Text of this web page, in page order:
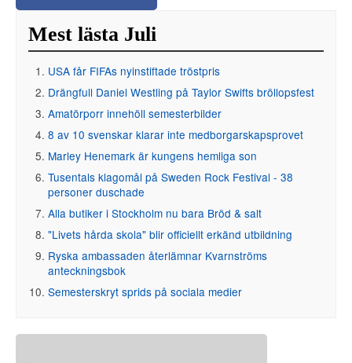
Mest lästa Juli
USA får FIFAs nyinstiftade tröstpris
Drängfull Daniel Westling på Taylor Swifts bröllopsfest
Amatörporr innehöll semesterbilder
8 av 10 svenskar klarar inte medborgarskapsprovet
Marley Henemark är kungens hemliga son
Tusentals klagomål på Sweden Rock Festival - 38
personer duschade
Alla butiker i Stockholm nu bara Bröd & salt
"Livets hårda skola" blir officiellt erkänd utbildning
Ryska ambassaden återlämnar Kvarnströms
anteckningsbok
Semesterskryt sprids på sociala medier